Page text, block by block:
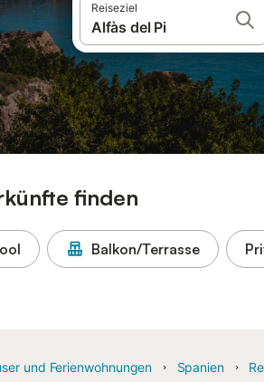
Reiseziel
finden
Balkon/Terrasse
und Ferienwohnungen Spanien